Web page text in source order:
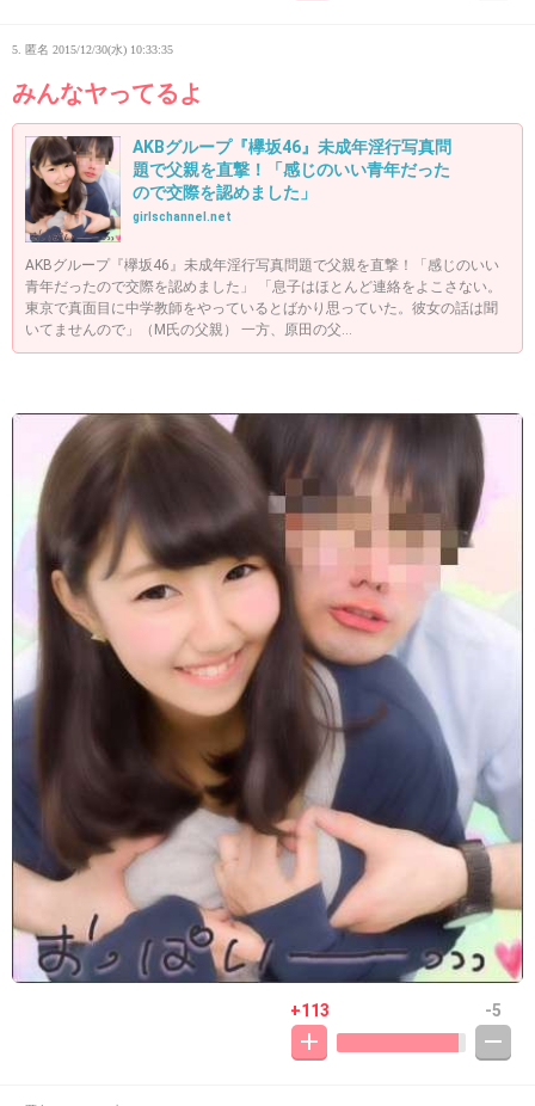
5. 匿名 2015/12/30(水) 10:33:35
みんなヤってるよ
AKBグループ『欅坂46』未成年淫行写真問
題で父親を直撃！「感じのいい青年だった
ので交際を認めました」
girlschannel.net
AKBグループ『欅坂46』未成年淫行写真問題で父親を直撃！「感じのいい
青年だったので交際を認めました」 「息子はほとんど連絡をよこさない。
東京で真面目に中学教師をやっているとばかり思っていた。彼女の話は聞
いてませんので」（M氏の父親） 一方、原田の父...
+113 -5